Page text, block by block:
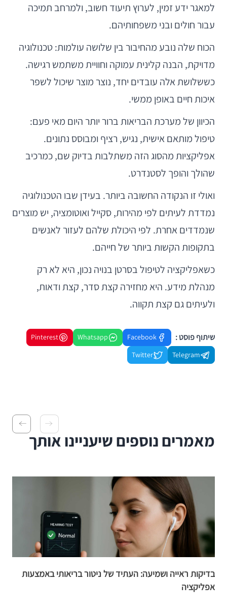
למאגר ידע זמין, לערוץ תיעוד חשוב, ולמרחב תמיכה
עבור חולים ובני משפחותיהם.
הכוח שלה נובע מהחיבור בין שלושה עולמות: טכנולוגיה
מדויקת, הבנה קלינית עמוקה וחוויית משתמש רגישה.
כששלושת אלה עובדים יחד, נוצר מוצר שיכול לשפר
איכות חיים באופן ממשי.
הכיוון של מערכת הבריאות ברור יותר היום מאי פעם:
טיפול מותאם אישית, נגיש, רציף ומבוסס נתונים.
אפליקציות מהסוג הזה משתלבות בדיוק שם, כמרכיב
שהולך והופך לסטנדרט.
ואולי זו הנקודה החשובה ביותר. בעידן שבו הטכנולוגיה
נמדדת לעיתים לפי מהירות, סקייל ואוטומציה, יש מוצרים
שנמדדים אחרת. לפי היכולת שלהם לעזור לאנשים
בתקופות הקשות ביותר של חייהם.
כשאפליקציה לטיפול בסרטן בנויה נכון, היא לא רק
מנהלת מידע. היא מחזירה קצת סדר, קצת ודאות,
ולעיתים גם קצת תקווה.
שיתוף פוסט : Facebook
Whatsapp
Pinterest
Telegram
Twitter
מאמרים נוספים שיעניינו אותך
בדיקות ראייה ושמיעה: העתיד של ניטור בריאותי באמצעות
אפליקציה